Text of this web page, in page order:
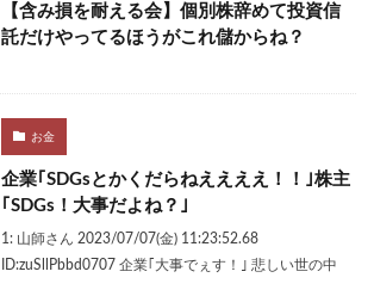
【含み損を耐える会】個別株辞めて投資信
託だけやってるほうがこれ儲からね？
お金
企業｢SDGsとかくだらねええええ！！｣株主
｢SDGs！大事だよね？｣
1: 山師さん 2023/07/07(金) 11:23:52.68
ID:zuSllPbbd0707 企業｢大事でぇす！｣ 悲しい世の中